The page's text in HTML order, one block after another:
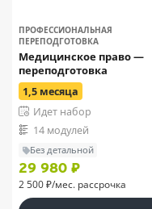
ПРОФЕССИОНАЛЬНАЯ
ПЕРЕПОДГОТОВКА
Медицинское право —
переподготовка
1,5 месяца
Идет набор
14 модулей
Без детальной
29 980 ₽
2 500 ₽/мес. рассрочка